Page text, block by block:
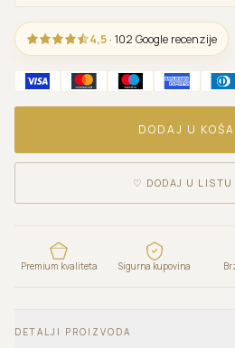
4,5 · 102 Google recenzije
DODAJ U
♡ DODAJ U
Premium kvaliteta Sigurna kupovina
DETALJI PROIZVODA